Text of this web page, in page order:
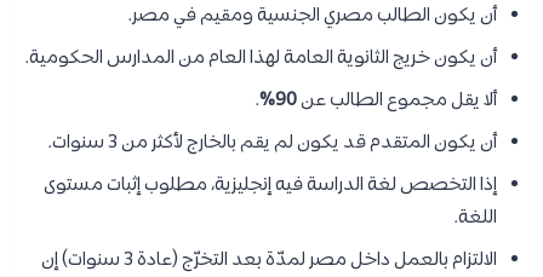
أن يكون الطالب مصري الجنسية ومقيم في مصر.
أن يكون خريج الثانوية العامة لهذا العام من المدارس الحكومية.
ألا يقل مجموع الطالب عن90%
.
أن يكون المتقدم قد يكون لم يقم بالخارج لأكثر من 3 سنوات.
إذا التخصص لغة الدراسة فيه إنجليزية، مطلوب إثبات مستوى
اللغة.
الالتزام بالعمل داخل مصر لمدّة بعد التخرّج (عادة 3 سنوات) إن